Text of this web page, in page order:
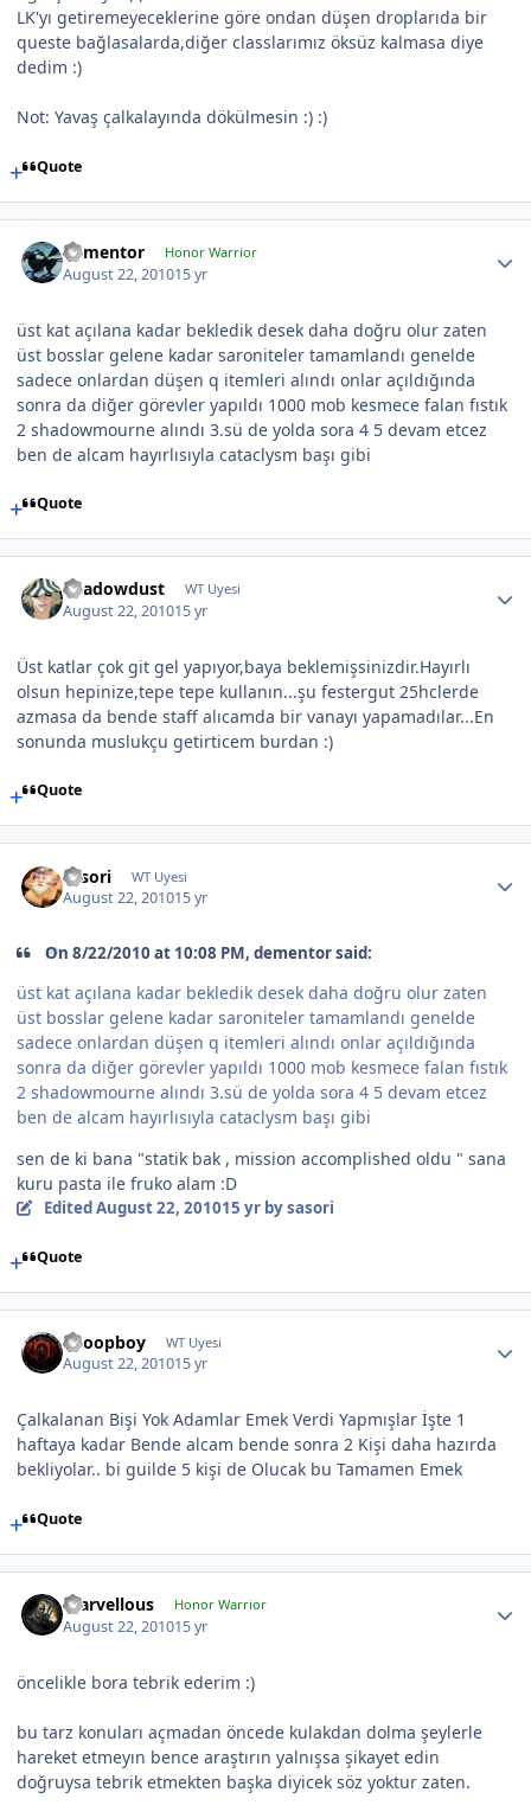
LK'yı getiremeyeceklerine göre ondan düşen droplarıda bir
queste bağlasalarda,diğer classlarımız öksüz kalmasa diye
dedim :)
Not: Yavaş çalkalayında dökülmesin :) :)
Quote
dementor Honor Warrior
August 22, 201015 yr
üst kat açılana kadar bekledik desek daha doğru olur zaten
üst bosslar gelene kadar saroniteler tamamlandı genelde
sadece onlardan düşen q itemleri alındı onlar açıldığında
sonra da diğer görevler yapıldı 1000 mob kesmece falan fıstık
2 shadowmourne alındı 3.sü de yolda sora 4 5 devam etcez
ben de alcam hayırlısıyla cataclysm başı gibi
Quote
Shadowdust WT Uyesi
August 22, 201015 yr
Üst katlar çok git gel yapıyor,baya beklemişsinizdir.Hayırlı
olsun hepinize,tepe tepe kullanın...şu festergut 25hclerde
azmasa da bende staff alıcamda bir vanayı yapamadılar...En
sonunda muslukçu getirticem burdan :)
Quote
sasori WT Uyesi
August 22, 201015 yr
On 8/22/2010 at 10:08 PM, dementor said:
üst kat açılana kadar bekledik desek daha doğru olur zaten
üst bosslar gelene kadar saroniteler tamamlandı genelde
sadece onlardan düşen q itemleri alındı onlar açıldığında
sonra da diğer görevler yapıldı 1000 mob kesmece falan fıstık
2 shadowmourne alındı 3.sü de yolda sora 4 5 devam etcez
ben de alcam hayırlısıyla cataclysm başı gibi
sen de ki bana "statik bak , mission accomplished oldu " sana
kuru pasta ile fruko alam :D
EditedAugust 22, 201015 yrby sasori
Quote
Snoopboy WT Uyesi
August 22, 201015 yr
Çalkalanan Bişi Yok Adamlar Emek Verdi Yapmışlar İşte 1
haftaya kadar Bende alcam bende sonra 2 Kişi daha hazırda
bekliyolar.. bi guilde 5 kişi de Olucak bu Tamamen Emek
Quote
marvellous Honor Warrior
August 22, 201015 yr
öncelikle bora tebrik ederim :)
bu tarz konuları açmadan öncede kulakdan dolma şeylerle
hareket etmeyın bence araştırın yalnışsa şikayet edin
doğruysa tebrik etmekten başka diyicek söz yoktur zaten.